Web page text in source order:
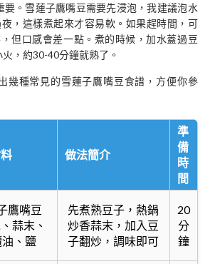
要。雪蓮子鷹嘴豆需要先浸泡，我建議泡水
，這樣煮起來才容易軟。如果趕時間，可
但口感會差一點。煮的時候，加水蓋過豆
，約30-40分鐘就熟了。
幾種常見的雪蓮子鷹嘴豆食譜，方便你參
做法簡介
準
備
時
間
鷹嘴豆
蒜末、
、鹽
先煮熟豆子，熱鍋
炒香蒜末，加入豆
子翻炒，調味即可
20
分
鐘